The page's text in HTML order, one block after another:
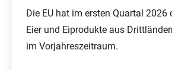
Die EU hat im ersten Quartal 2026
Eier und Eiprodukte aus
im Vorjahreszeitraum.